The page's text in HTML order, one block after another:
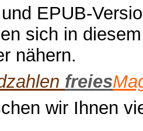
EPUB-
sich in
nähern.
freies
wir Ihnen